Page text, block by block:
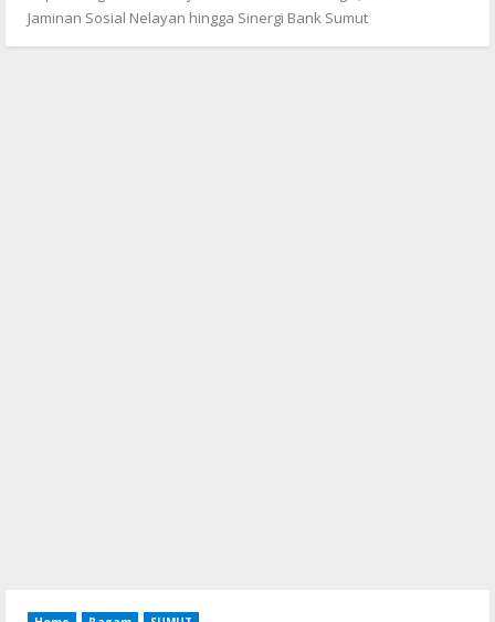
Jaminan Sosial Nelayan hingga Sinergi Bank Sumut